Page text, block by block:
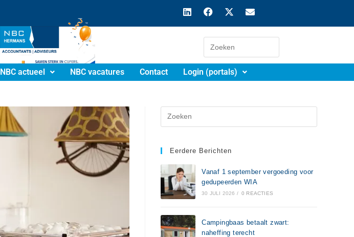
NBC actueel NBC vacatures Contact Login (portals)
Eerdere Berichten
Vanaf 1 september vergoeding voor
gedupeerden WIA
30 JULI 2026 / 0 REACTIES
Campingbaas betaalt zwart:
naheffing terecht